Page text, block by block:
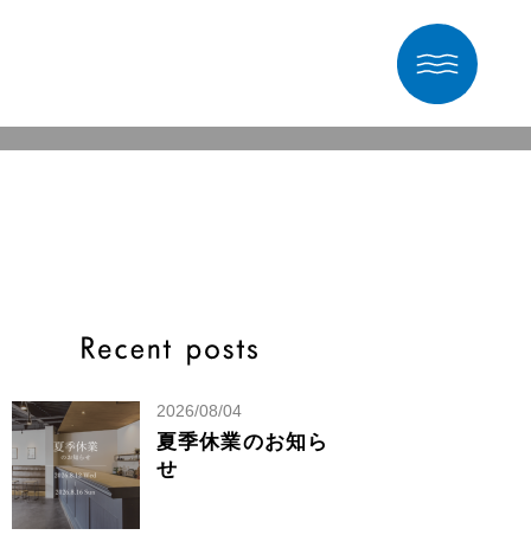
2026/08/04
夏季休業のお知ら
せ